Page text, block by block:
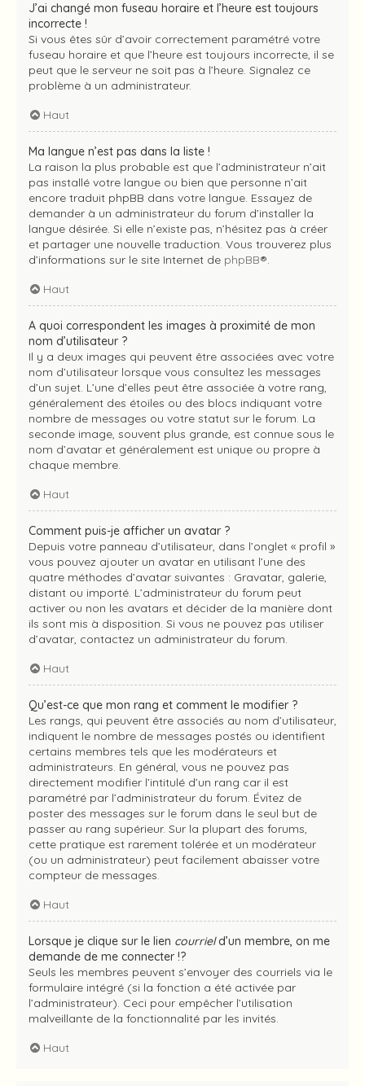
J’ai changé mon fuseau horaire et l’heure est toujours
incorrecte !
Si vous êtes sûr d’avoir correctement paramétré votre
fuseau horaire et que l’heure est toujours incorrecte, il se
peut que le serveur ne soit pas à l’heure. Signalez ce
problème à un administrateur.
Haut
Ma langue n’est pas dans la liste !
La raison la plus probable est que l’administrateur n’ait
pas installé votre langue ou bien que personne n’ait
encore traduit phpBB dans votre langue. Essayez de
demander à un administrateur du forum d’installer la
langue désirée. Si elle n’existe pas, n’hésitez pas à créer
et partager une nouvelle traduction. Vous trouverez plus
d’informations sur le site Internet de phpBB®.
Haut
A quoi correspondent les images à proximité de mon
nom d’utilisateur ?
Il y a deux images qui peuvent être associées avec votre
nom d’utilisateur lorsque vous consultez les messages
d’un sujet. L’une d’elles peut être associée à votre rang,
généralement des étoiles ou des blocs indiquant votre
nombre de messages ou votre statut sur le forum. La
seconde image, souvent plus grande, est connue sous le
nom d’avatar et généralement est unique ou propre à
chaque membre.
Haut
Comment puis-je afficher un avatar ?
Depuis votre panneau d’utilisateur, dans l’onglet « profil »
vous pouvez ajouter un avatar en utilisant l’une des
quatre méthodes d’avatar suivantes : Gravatar, galerie,
distant ou importé. L’administrateur du forum peut
activer ou non les avatars et décider de la manière dont
ils sont mis à disposition. Si vous ne pouvez pas utiliser
d’avatar, contactez un administrateur du forum.
Haut
Qu’est-ce que mon rang et comment le modifier ?
Les rangs, qui peuvent être associés au nom d’utilisateur,
indiquent le nombre de messages postés ou identifient
certains membres tels que les modérateurs et
administrateurs. En général, vous ne pouvez pas
directement modifier l’intitulé d’un rang car il est
paramétré par l’administrateur du forum. Évitez de
poster des messages sur le forum dans le seul but de
passer au rang supérieur. Sur la plupart des forums,
cette pratique est rarement tolérée et un modérateur
(ou un administrateur) peut facilement abaisser votre
compteur de messages.
Haut
Lorsque je clique sur le lien courrield’un membre, on me
demande de me connecter !?
Seuls les membres peuvent s’envoyer des courriels via le
formulaire intégré (si la fonction a été activée par
l’administrateur). Ceci pour empêcher l’utilisation
malveillante de la fonctionnalité par les invités.
Haut